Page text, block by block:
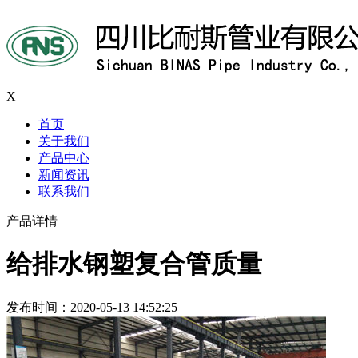
X
首页
关于我们
产品中心
新闻资讯
联系我们
产品详情
给排水钢塑复合管质量
发布时间：2020-05-13 14:52:25